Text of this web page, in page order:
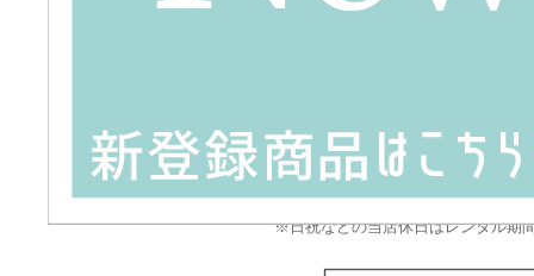
＜基本レンタル期間＞
3泊4日
※日祝などの当店休日はレンタル期